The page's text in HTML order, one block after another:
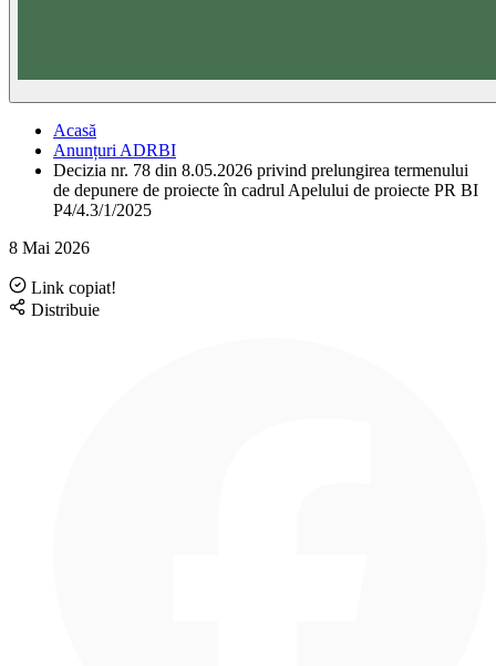
Acasă
Anunțuri ADRBI
Decizia nr. 78 din 8.05.2026 privind prelungirea termenului
de depunere de proiecte în cadrul Apelului de proiecte PR BI
P4/4.3/1/2025
8 Mai 2026
Link copiat!
Distribuie